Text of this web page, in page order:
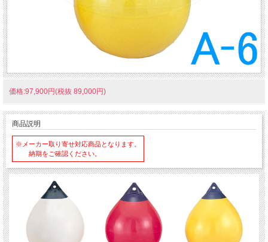
価格:97,900円(税抜 89,000円)
商品説明
※メーカー取り寄せ対応商品となります。
納期をご確認ください。